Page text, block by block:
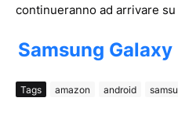
continueranno ad arrivare
Samsung
Tags amazon android